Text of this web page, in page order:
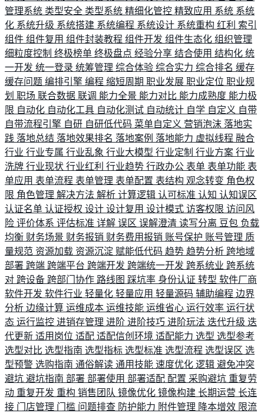
管理系统 类型安全 类型系统 精细化管控 精致应用 系统 系统
化 系统升级 系统搭建 系统编程 系统设计 系统重构 红利 索引
组件 组件复用 组件封装教程 组件开发 组件生态化 组织管理
细粒度控制 终极榜单 终极盘点 经验分享 结合使用 结构化 统
一开发 统一登录 统筹管理 综合体验 综合实力 综合排名 缓存
缓存问题 编排引擎 编程 缩短周期 职业发展 职业定位 职业规
划 职场 联合数据 联调 能力全景 能力对比 能力成熟度 能力极
限 自动化 自动化工具 自动化测试 自动统计 自学 自定义 自带
自带流程引擎 自研 自研低代码 菜单自定义 营销泡沫 落地实
践 落地总结 落地效果排名 落地案例 落地能力 虚拟线程 融合
行业 行业专属 行业乱象 行业大模型 行业定制 行业方案 行业
洗牌 行业现状 行业红利 行业趋势 行政办公 表单 表单功能 表
单应用 表单流程 表单管理 表单配置 表结构 观念转变 角色权
限 角色管理 解决方法 解析 计算逻辑 认可标准 认知 认知误区
认证名单 认证授权 设计 设计复用 设计模式 访客权限 访问风
险 评价体系 评估标准 详解 误区 误解澄清 读写分离 豆包 负载
均衡 财务场景 财务报销 财务费用报销 账号保护 账号管理 质
量规范 资源加载 资源沉淀 赋能低代码 趋势 趋势分析 跨地域
部署 跨端 跨端平台 跨端开发 跨端统一开发 跨系统业 跨系统
对 跨设备 跨部门协作 路线图 踩坑率 身份认证 转型 软件厂商
软件开发 软件行业 轻量化 轻量应用 轻量源码 辅助编程 边界
分析 边缘计算 运维成本 运维技能 运维省心 运行效率 运行状
态 运行监控 进销存管理 进阶 进阶技巧 进阶玩法 迭代升级 迭
代更新 适用岗位 适配 适配信创环境 适配能力 选型 选型参考
选型对比 选型指南 选型指标 选型标准 选型流程 选型误区 选
型预警 选购指南 通俗解读 通用技能 速度优化 逻辑 避免冲突
避坑 避坑指南 部署 部署使用 部署适配 配置 采购避坑 重复劳
动 重复开发 重构 销售团队 镜像优化 镜像构建 长期运营 长连
接 门店管理 门槛 问题排查 防护能力 附件管理 降本增效 限流